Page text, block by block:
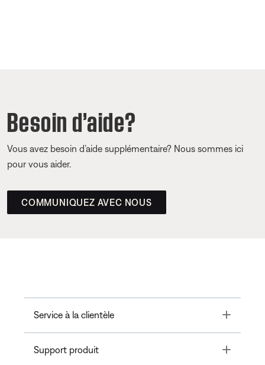
Besoin d’aide?
Vous avez besoin d’aide supplémentaire? Nous sommes ici
pour vous aider.
COMMUNIQUEZ AVEC NOUS
Service à la clientèle Toggle
Support produit Toggle